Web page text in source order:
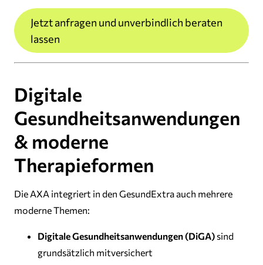
Jetzt anfragen und unverbindlich beraten
lassen
Digitale
Gesundheitsanwendungen
& moderne
Therapieformen
Die AXA integriert in den GesundExtra auch mehrere
moderne Themen:
Digitale Gesundheitsanwendungen (DiGA) sind
grundsätzlich mitversichert